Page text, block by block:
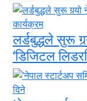
लर्डबुद्धले सुरू
‘डिजिटल